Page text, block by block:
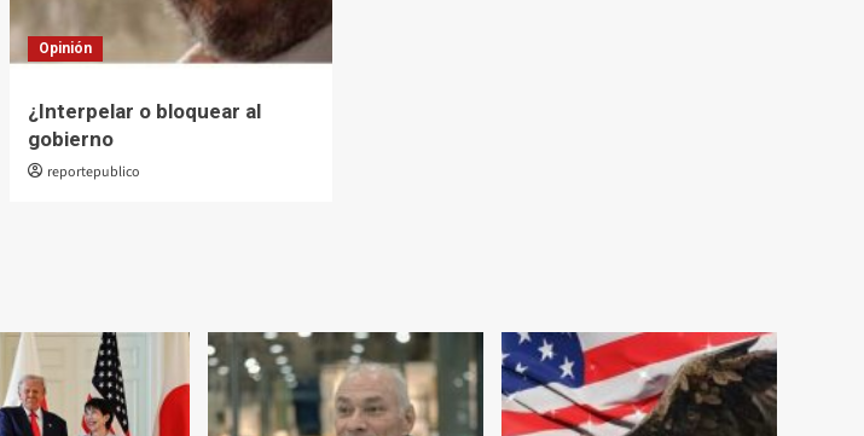
Opinión
¿Interpelar o bloquear al
gobierno
reportepublico